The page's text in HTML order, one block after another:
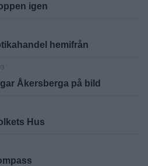
igen
hemifrån
Åkersberga på bild
Hus